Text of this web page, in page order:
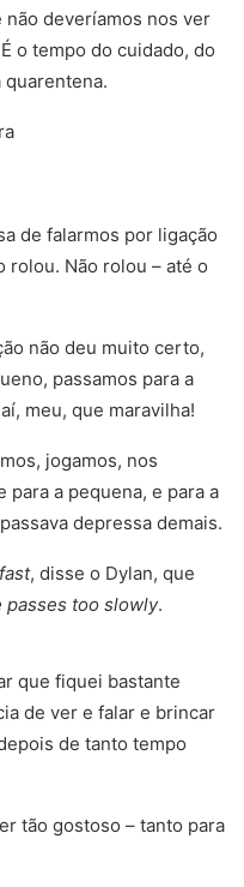
não deveríamos nos ver
o tempo do cuidado, do
de falarmos por ligação
rolou. Não rolou – até o
não deu muito certo,
passamos para a
meu, que maravilha!
jogamos, nos
a pequena, e para a
depressa demais.
, disse o Dylan, que
passes too slowly.
que fiquei bastante
de ver e falar e brincar
de tanto tempo
tão gostoso – tanto para